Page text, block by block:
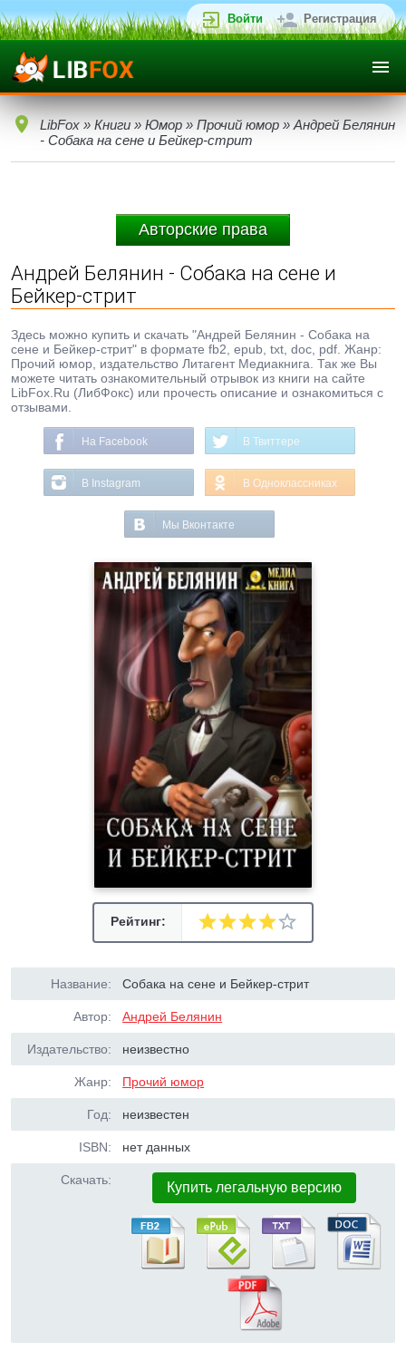
Войти Регистрация
LibFox » Книги » Юмор » Прочий юмор » Андрей Белянин
- Собака на сене и Бейкер-стрит
Авторские права
Андрей Белянин - Собака на сене и
Бейкер-стрит
Здесь можно купить и скачать "Андрей Белянин - Собака на
сене и Бейкер-стрит" в формате fb2, epub, txt, doc, pdf. Жанр:
Прочий юмор, издательство Литагент Медиакнига. Так же Вы
можете читать ознакомительный отрывок из книги на сайте
LibFox.Ru (ЛибФокс) или прочесть описание и ознакомиться с
отзывами.
На Facebook В Твиттере
В Instagram В Одноклассниках
Мы Вконтакте
Рейтинг:
Название: Собака на сене и Бейкер-стрит
Автор: Андрей Белянин
Издательство: неизвестно
Жанр: Прочий юмор
Год: неизвестен
ISBN: нет данных
Скачать: Купить легальную версию